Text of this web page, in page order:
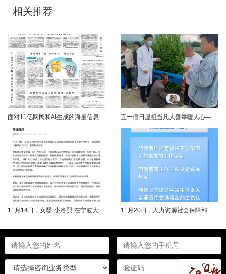
相关推荐
11月14日，女婴“小洛熙”在宁波大学附属妇女儿童医院接受心脏手术后不幸离世，连日来牵动着很多人的心，引发社会关注。记者了解到，从11月17日起，宁波市就成立了调查组并进行全面调查。12月14日，初步调查结果公布，相关人员受到处理。根据家属要求，宁波市委托湖北崇新司法鉴定中心进行尸检。12月19日，在第三方公证机构公证下，尸检报告移交“小洛熙”家属。针对家属就手术治疗过程提出的质疑，根据《医疗事故...... 11月20日，人力资源社会保障部对外发布关于执行《工伤保险条例》若干问题的意见（三），进一步解决工伤保险实践问题，更好保障职工和用人单位合法权益。意见（三）明确职工工伤医疗救治中受到医疗侵权、居家工作、上下班途中发生非本人主要责任交通事故等5类情形工伤认定及认定依据。其中包括：职工因工作原因受到事故伤害或患职业病，在治疗过程中，医疗机构的医疗侵权并不影响原工伤事故或职业病的工伤认定；按照单位安排居......